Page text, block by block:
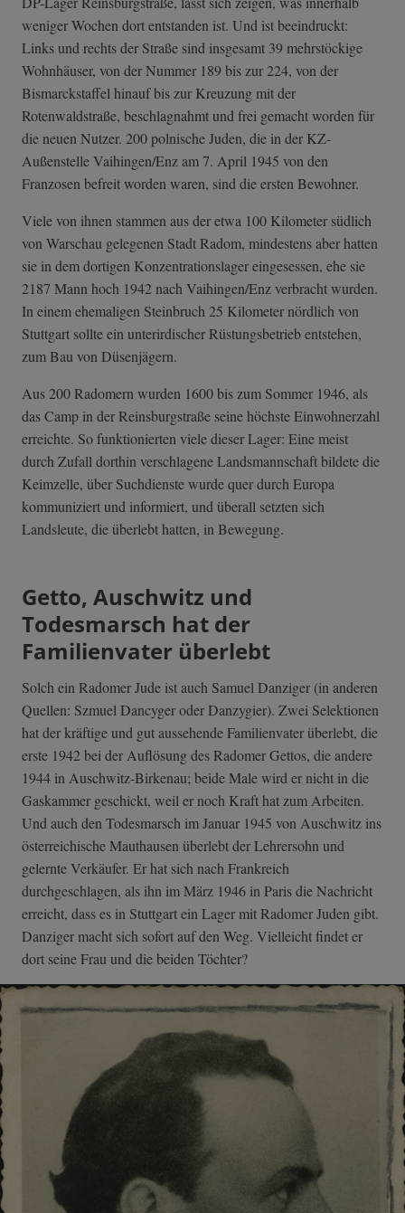
weniger Wochen dort entstanden ist. Und ist beeindruckt:
Links und rechts der Straße sind insgesamt 39 mehrstöckige
Wohnhäuser, von der Nummer 189 bis zur 224, von der
Bismarckstaffel hinauf bis zur Kreuzung mit der
Rotenwaldstraße, beschlagnahmt und frei gemacht worden für
die neuen Nutzer. 200 polnische Juden, die in der KZ-
Außenstelle Vaihingen/Enz am 7. April 1945 von den
Franzosen befreit worden waren, sind die ersten Bewohner.
Viele von ihnen stammen aus der etwa 100 Kilometer südlich
von Warschau gelegenen Stadt Radom, mindestens aber hatten
sie in dem dortigen Konzentrationslager eingesessen, ehe sie
2187 Mann hoch 1942 nach Vaihingen/Enz verbracht wurden.
In einem ehemaligen Steinbruch 25 Kilometer nördlich von
Stuttgart sollte ein unterirdischer Rüstungsbetrieb entstehen,
zum Bau von Düsenjägern.
Aus 200 Radomern wurden 1600 bis zum Sommer 1946, als
das Camp in der Reinsburgstraße seine höchste Einwohnerzahl
erreichte. So funktionierten viele dieser Lager: Eine meist
durch Zufall dorthin verschlagene Landsmannschaft bildete die
Keimzelle, über Suchdienste wurde quer durch Europa
kommuniziert und informiert, und überall setzten sich
Landsleute, die überlebt hatten, in Bewegung.
Getto, Auschwitz und
Todesmarsch hat der
Familienvater überlebt
Solch ein Radomer Jude ist auch Samuel Danziger (in anderen
Quellen: Szmuel Dancyger oder Danzygier). Zwei Selektionen
hat der kräftige und gut aussehende Familienvater überlebt, die
erste 1942 bei der Auflösung des Radomer Gettos, die andere
1944 in Auschwitz-Birkenau; beide Male wird er nicht in die
Gaskammer geschickt, weil er noch Kraft hat zum Arbeiten.
Und auch den Todesmarsch im Januar 1945 von Auschwitz ins
österreichische Mauthausen überlebt der Lehrersohn und
gelernte Verkäufer. Er hat sich nach Frankreich
durchgeschlagen, als ihn im März 1946 in Paris die Nachricht
erreicht, dass es in Stuttgart ein Lager mit Radomer Juden gibt.
Danziger macht sich sofort auf den Weg. Vielleicht findet er
dort seine Frau und die beiden Töchter?